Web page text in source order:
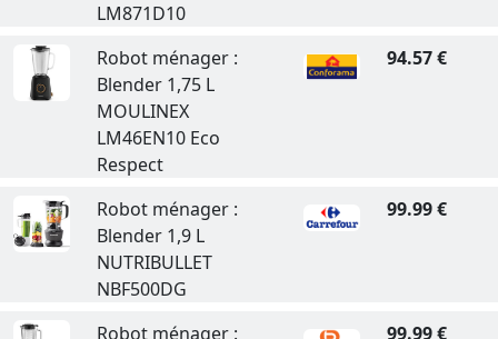
LM871D10
Robot ménager :
Blender 1,75 L
MOULINEX
LM46EN10 Eco
Respect
94.57 €
Robot ménager :
Blender 1,9 L
NUTRIBULLET
NBF500DG
99.99 €
Robot ménager : 99.99 €